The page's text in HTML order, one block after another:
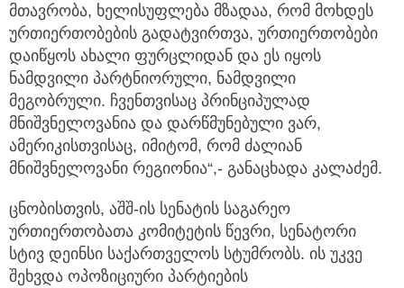
მთავრობა, ხელისუფლება მზადაა, რომ მოხდეს
ურთიერთობების გადატვირთვა, ურთიერთობები
დაიწყოს ახალი ფურცლიდან და ეს იყოს
ნამდვილი პარტნიორული, ნამდვილი
მეგობრული. ჩვენთვისაც პრინციპულად
მნიშვნელოვანია და დარწმუნებული ვარ,
ამერიკისთვისაც, იმიტომ, რომ ძალიან
მნიშვნელოვანი რეგიონია“,- განაცხადა კალაძემ.
ცნობისთვის, აშშ-ის სენატის საგარეო
ურთიერთობათა კომიტეტის წევრი, სენატორი
სტივ დეინსი საქართველოს სტუმრობს. ის უკვე
შეხვდა ოპოზიციური პარტიების